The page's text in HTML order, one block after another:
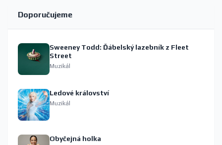
Doporučujeme
Sweeney Todd: Ďábelský lazebník z Fleet
Street
Muzikál
Ledové království
Muzikál
Obyčejná holka